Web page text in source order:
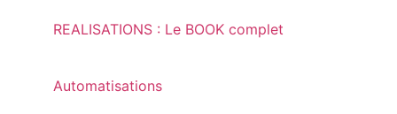
REALISATIONS : Le BOOK complet
Automatisations